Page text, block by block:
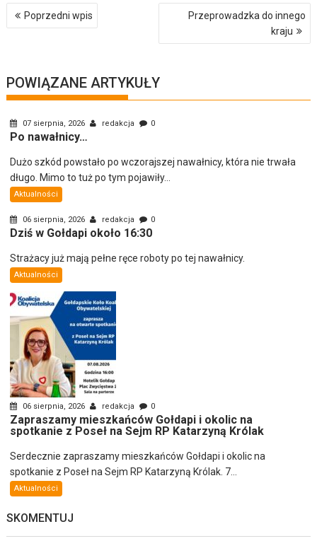
Nawigacja
wpisuPoprzedni wpis
Przeprowadzka do innego
kraju
POWIĄZANE ARTYKUŁY
07 sierpnia, 2026 redakcja 0
Po nawałnicy…
Dużo szkód powstało po wczorajszej nawałnicy, która nie trwała
długo. Mimo to tuż po tym pojawiły...
Aktualności
06 sierpnia, 2026 redakcja 0
Dziś w Gołdapi około 16:30
Strażacy już mają pełne ręce roboty po tej nawałnicy.
Aktualności
06 sierpnia, 2026 redakcja 0
Zapraszamy mieszkańców Gołdapi i okolic na
spotkanie z Poseł na Sejm RP Katarzyną Królak
Serdecznie zapraszamy mieszkańców Gołdapi i okolic na
spotkanie z Poseł na Sejm RP Katarzyną Królak. 7...
Aktualności
SKOMENTUJ